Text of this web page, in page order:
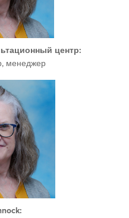
центр:
менеджер